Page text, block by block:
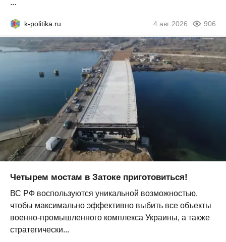
...
k-politika.ru 4 авг 2026 906
Четырем мостам в Затоке приготовиться!
ВС РФ воспользуются уникальной возможностью,
чтобы максимально эффективно выбить все объекты
военно-промышленного комплекса Украины, а также
стратегически...